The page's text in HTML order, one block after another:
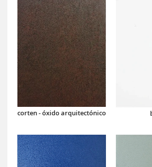
corten - óxido arquitectónico